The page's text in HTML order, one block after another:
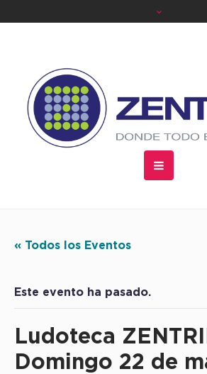
« Todos los Eventos
Este evento ha pasado.
Ludoteca
Domingo 22 de